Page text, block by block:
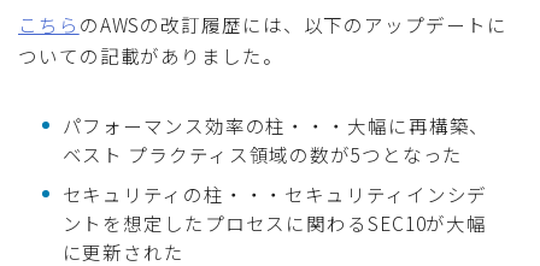
こちら のAWSの改訂履歴には、以下のアップデートに
ついての記載がありました。
パフォーマンス効率の柱・・・大幅に再構築、
ベスト プラクティス領域の数が5つとなった
セキュリティの柱・・・セキュリティインシデ
ントを想定したプロセスに関わるSEC10が大幅
に更新された